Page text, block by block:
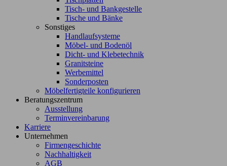
Tisch- und Bankgestelle
Tische und Bänke
Sonstiges
Handlaufsysteme
Möbel- und Bodenöl
Dicht- und Klebetechnik
Granitsteine
Werbemittel
Sonderposten
Möbelfertigteile konfigurieren
Beratungszentrum
Ausstellung
Terminvereinbarung
Karriere
Unternehmen
Firmengeschichte
Nachhaltigkeit
AGB